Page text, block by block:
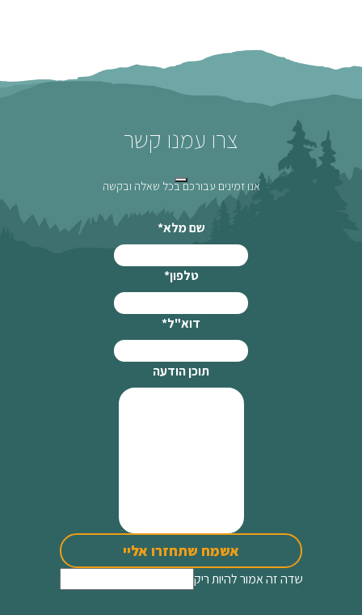
צרו עמנו קשר
אנו זמינים עבורכם בכל שאלה ובקשה
שם מלא*
טלפון*
דוא"ל*
תוכן הודעה
אשמח שתחזרו אליי
שדה זה אמור להיות ריק